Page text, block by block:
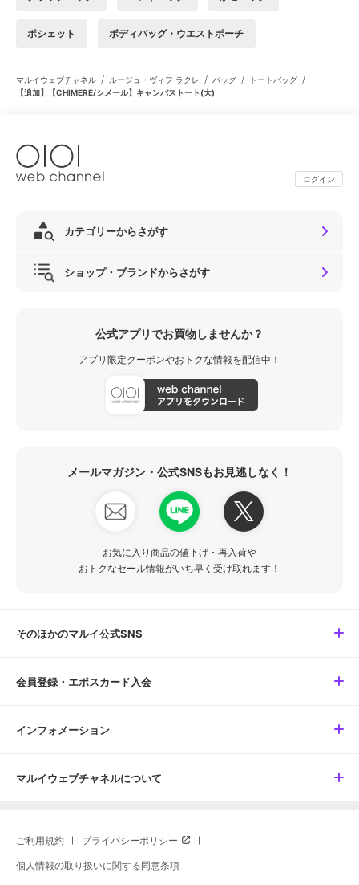
ポシェット ボディバッグ・ウエストポーチ
マルイウェブチャネル / ルージュ・ヴィフ ラクレ / バッグ / トートバッグ /
【追加】【CHIMERE/シメール】キャンバストート(大)
ログイン
カテゴリーからさがす
ショップ・ブランドからさがす
公式アプリでお買物しませんか？
アプリ限定クーポンやおトクな情報を配信中！
メールマガジン・公式SNSもお見逃しなく！
お気に入り商品の値下げ・再入荷や
おトクなセール情報がいち早く受け取れます！
そのほかのマルイ公式SNS
会員登録・エポスカード入会
インフォメーション
マルイウェブチャネルについて
ご利用規約 プライバシーポリシー
個人情報の取り扱いに関する同意条項